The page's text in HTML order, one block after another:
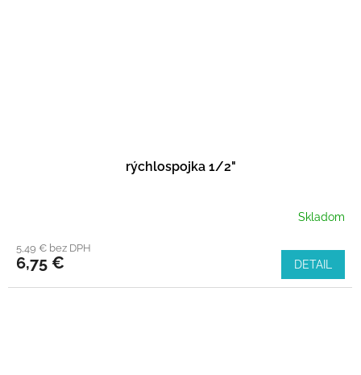
rýchlospojka 1/2"
Skladom
5,49 € bez DPH
6,75 € DETAIL